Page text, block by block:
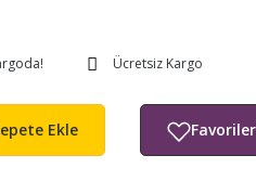
Ücretsiz Kargo
Ekle